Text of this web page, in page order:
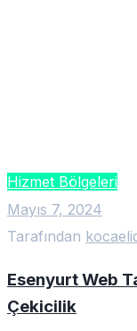
Hizmet Bölgeleri
Mayıs 7, 2024
Tarafından
Esenyurt Web
Çekicilik